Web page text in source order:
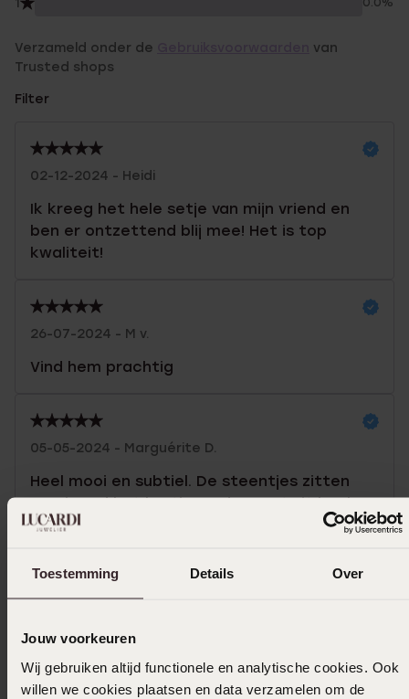
Toestemming Details Over
Jouw voorkeuren
Wij gebruiken altijd functionele en analytische cookies. Ook
willen we cookies plaatsen en data verzamelen om de
0.0%
Verzameld onder de
van
Trusted shops
Filter
02-12-2024 - Heidi
Ik kreeg het hele setje van mijn vriend en
ben er ontzettend blij mee! Het is top
kwaliteit!
26-07-2024 - M v.
Vind hem prachtig
05-05-2024 - Marguérite D.
Heel mooi en subtiel. De steentjes zitten
mooi rond het hartje en de maat zit heel
goed.
Toon meer
Selecteer maat & bestel